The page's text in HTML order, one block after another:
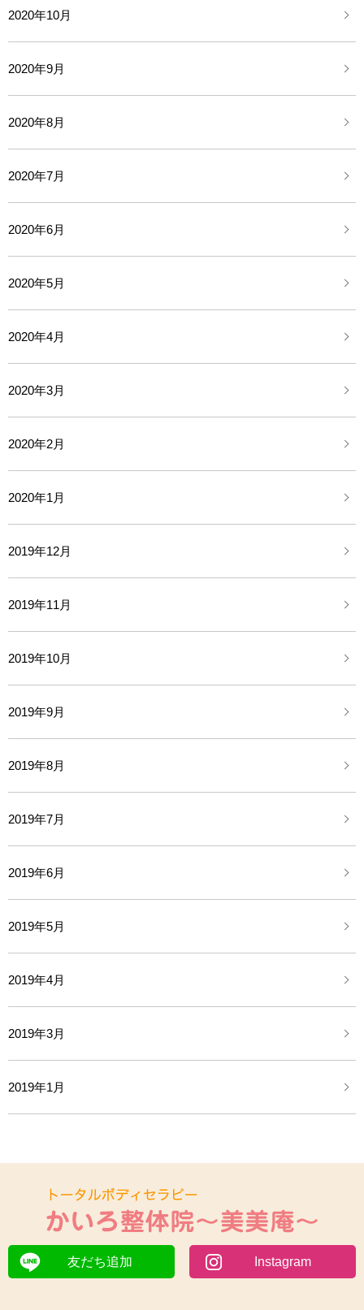
2020年10月
2020年9月
2020年8月
2020年7月
2020年6月
2020年5月
2020年4月
2020年3月
2020年2月
2020年1月
2019年12月
2019年11月
2019年10月
2019年9月
2019年8月
2019年7月
2019年6月
2019年5月
2019年4月
2019年3月
2019年1月
友だち追加 Instagram